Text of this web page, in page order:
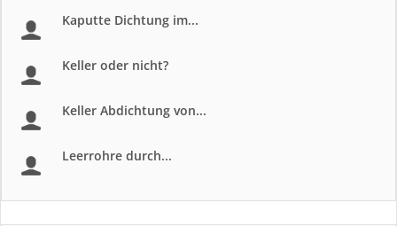
Kaputte Dichtung im...
Keller oder nicht?
Keller Abdichtung von...
Leerrohre durch...